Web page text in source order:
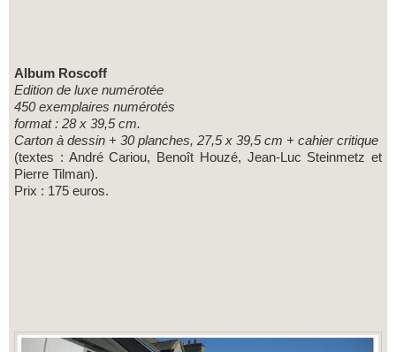
Album Roscoff
Edition de luxe numérotée
450 exemplaires numérotés
format : 28 x 39,5 cm.
Carton à dessin + 30 planches, 27,5 x 39,5 cm + cahier critique
(textes : André Cariou, Benoît Houzé, Jean-Luc Steinmetz et
Pierre Tilman).
Prix : 175 euros.